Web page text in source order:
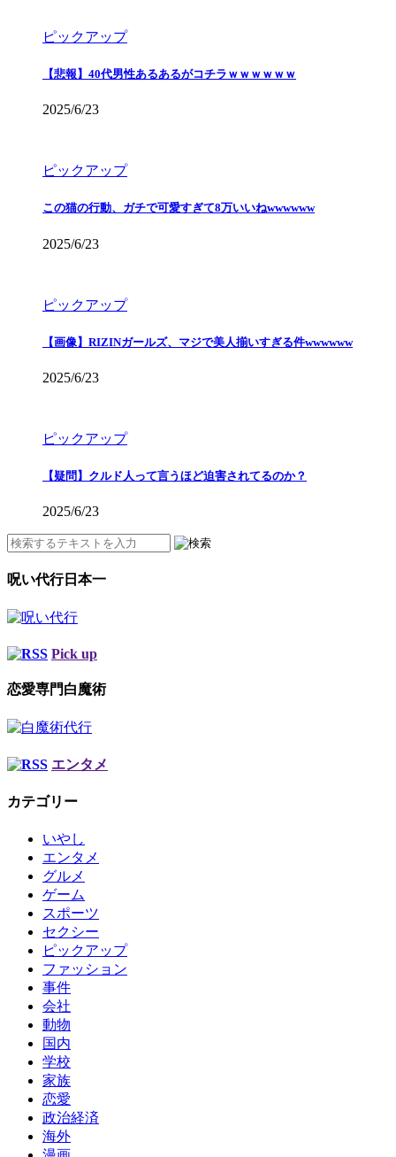
ピックアップ
【悲報】40代男性あるあるがコチラｗｗｗｗｗｗ
2025/6/23
ピックアップ
この猫の行動、ガチで可愛すぎて8万いいねwwwwww
2025/6/23
ピックアップ
【画像】RIZINガールズ、マジで美人揃いすぎる件wwwwww
2025/6/23
ピックアップ
【疑問】クルド人って言うほど迫害されてるのか？
2025/6/23
呪い代行日本一
Pick up
恋愛専門白魔術
エンタメ
カテゴリー
いやし
エンタメ
グルメ
ゲーム
スポーツ
セクシー
ピックアップ
ファッション
事件
会社
動物
国内
学校
家族
恋愛
政治経済
海外